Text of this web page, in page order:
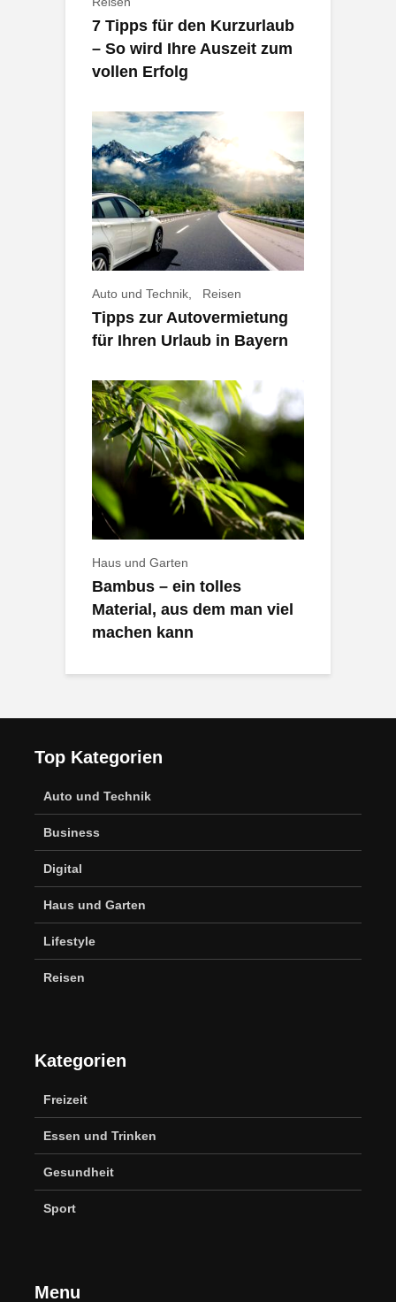
7 Tipps für den Kurzurlaub
– So wird Ihre Auszeit zum
vollen Erfolg
Auto und Technik Reisen
Tipps zur Autovermietung
für Ihren Urlaub in Bayern
Haus und Garten
Bambus – ein tolles
Material, aus dem man viel
machen kann
Top Kategorien
Auto und Technik
Business
Digital
Haus und Garten
Lifestyle
Reisen
Kategorien
Freizeit
Essen und Trinken
Gesundheit
Sport
Menu